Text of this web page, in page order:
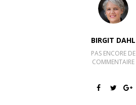
BIRGIT DAHL
PAS ENCORE DE
COMMENTAIRE